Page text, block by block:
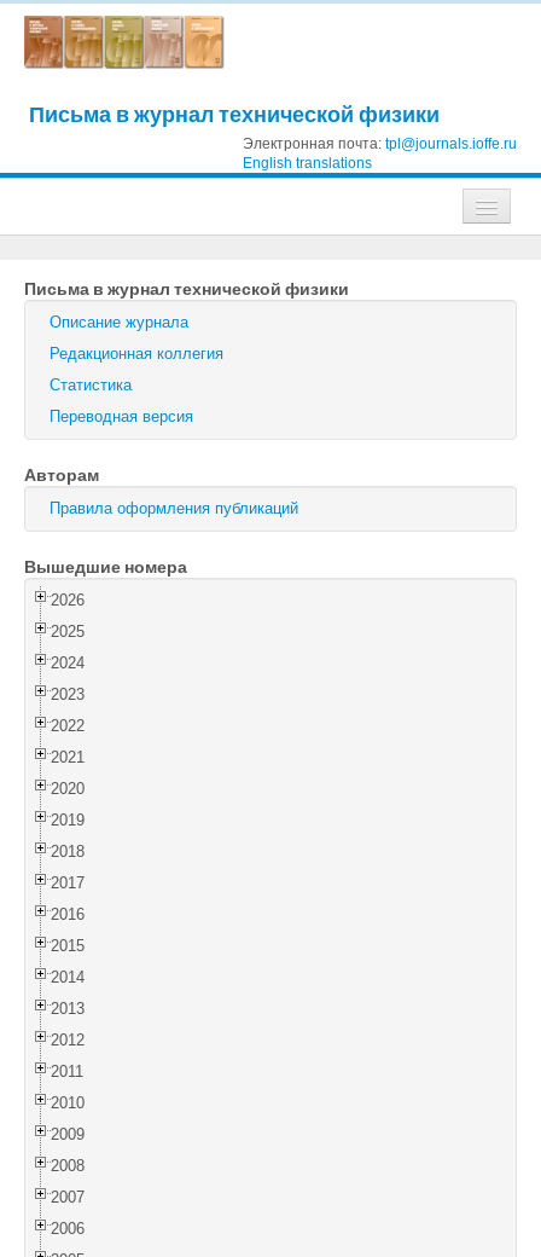
Письма в журнал технической физики
Электронная почта: tpl@journals.ioffe.ru
English translations
Журнал технической физики
Письма в Журнал технической физики
Физика твердого тела
Физика и техника полупроводников
Оптика и спектроскопия
Поиск
Войти
Письма в журнал технической физики
Описание журнала
Редакционная коллегия
Статистика
Переводная версия
Авторам
Правила оформления публикаций
Вышедшие номера
2026
2025
2024
2023
2022
2021
2020
2019
2018
2017
2016
2015
2014
2013
2012
2011
2010
2009
2008
2007
2006